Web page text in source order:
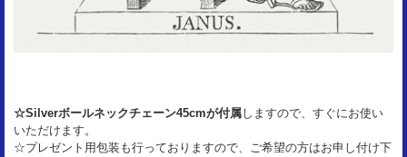
☆Silverボールネックチェーン45cmが付属しますので、すぐにお使い
いただけます。
☆プレゼント用包装も行っておりますので、ご希望の方はお申し付け下